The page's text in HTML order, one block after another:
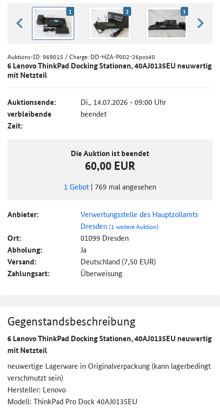
zurück blättern
1 2 3
Auktions-ID:969015 / Charge: DD-HZA-P002-26pos40
6 Lenovo ThinkPad Docking Stationen, 40AJ0135EU neuwertig
mit Netzteil
Auktionsende: Di., 14.07.2026 - 09:00 Uhr
verbleibende
Zeit:
beendet
Die Auktion ist beendet
60,00 EUR
1 Gebot | 769 mal angesehen
Anbieter:
Verwertungsstelle des Hauptzollamts
Dresden(1 weitere Auktion)
Ort: 01099 Dresden
Abholung: Ja
Versand: Deutschland (7,50 EUR)
Zahlungsart: Überweisung
Gegenstandsbeschreibung
6 Lenovo ThinkPad Docking Stationen, 40AJ0135EU neuwertig
mit Netzteil
neuwertige Lagerware in Originalverpackung (kann lagerbedingt
verschmutzt sein)
Hersteller: Lenovo
Modell: ThinkPad Pro Dock 40AJ0135EU